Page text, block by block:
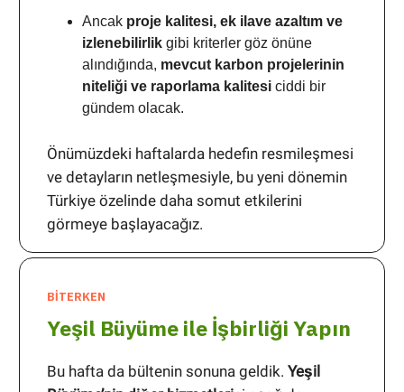
Ancak proje kalitesi, ek ilave azaltım ve
izlenebilirlik gibi kriterler göz önüne
alındığında, mevcut karbon projelerinin
niteliği ve raporlama kalitesi ciddi bir
gündem olacak.
Önümüzdeki haftalarda hedefin resmileşmesi
ve detayların netleşmesiyle, bu yeni dönemin
Türkiye özelinde daha somut etkilerini
görmeye başlayacağız.
BİTERKEN
Yeşil Büyüme ile İşbirliği Yapın
Bu hafta da bültenin sonuna geldik. Yeşil